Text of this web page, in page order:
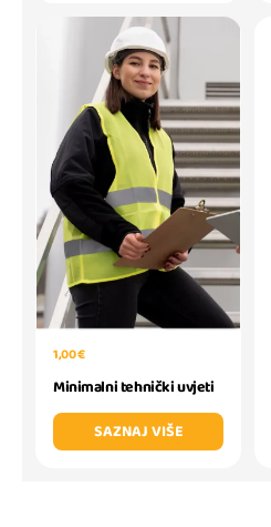
1,00 €
Minimalni tehnički uvjeti
SAZNAJ VIŠE